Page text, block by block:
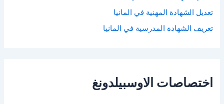
تعديل الشهادة المهنية في المانيا
تعريف الشهادة المدرسية في المانيا
اختصاصات الاوسبيلدونغ